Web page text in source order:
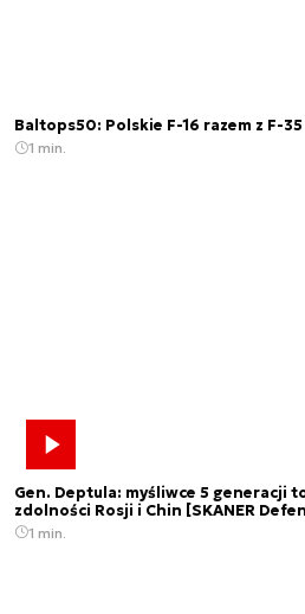
Baltops50: Polskie F-16 razem z F-35
1 min.
Gen. Deptula: myśliwce 5 generacji
zdolności Rosji i Chin [SKANER
1 min.